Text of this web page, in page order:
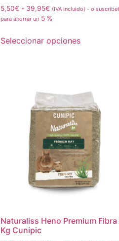
5,50€ - 39,95€ (IVA incluido) - o
para ahorrar un 5 %
Seleccionar opciones
Naturaliss Heno Premium Fibra
Kg Cunipic